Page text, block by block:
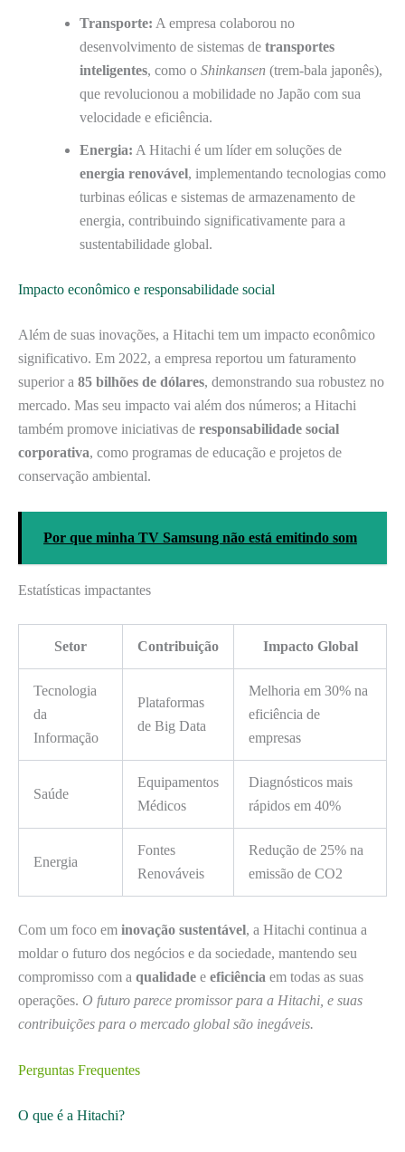
Transporte: A empresa colaborou no
desenvolvimento de sistemas de transportes
inteligentes, como o Shinkansen (trem-bala japonês),
que revolucionou a mobilidade no Japão com sua
velocidade e eficiência.
Energia: A Hitachi é um líder em soluções de
energia renovável, implementando tecnologias como
turbinas eólicas e sistemas de armazenamento de
energia, contribuindo significativamente para a
sustentabilidade global.
Impacto econômico e responsabilidade social
Além de suas inovações, a Hitachi tem um impacto econômico
significativo. Em 2022, a empresa reportou um faturamento
superior a 85 bilhões de dólares, demonstrando sua robustez no
mercado. Mas seu impacto vai além dos números; a Hitachi
também promove iniciativas de responsabilidade social
corporativa, como programas de educação e projetos de
conservação ambiental.
Por que minha TV Samsung não está emitindo som
Estatísticas impactantes
Setor Contribuição Impacto Global
Tecnologia
da
Informação
Plataformas
de Big Data
Melhoria em 30% na
eficiência de
empresas
Saúde
Equipamentos
Médicos
Diagnósticos mais
rápidos em 40%
Energia
Fontes
Renováveis
Redução de 25% na
emissão de CO2
Com um foco em inovação sustentável, a Hitachi continua a
moldar o futuro dos negócios e da sociedade, mantendo seu
compromisso com a qualidade e eficiência em todas as suas
operações. O futuro parece promissor para a Hitachi, e suas
contribuições para o mercado global são inegáveis.
Perguntas Frequentes
O que é a Hitachi?